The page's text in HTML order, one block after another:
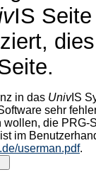
IS
in das UnivIS
sehr
wollen, die PRG-
im
userman.pdf.